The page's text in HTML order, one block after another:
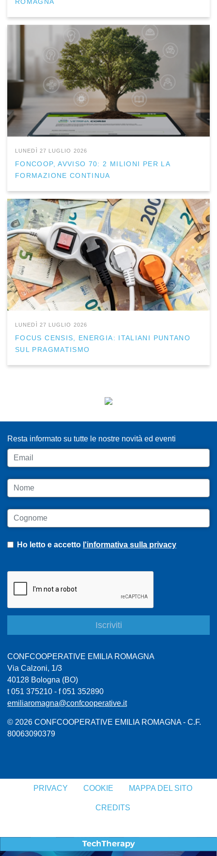
ROMAGNA
LUNEDÌ 27 LUGLIO 2026
FONCOOP, AVVISO 70: 2 MILIONI PER LA
FORMAZIONE CONTINUA
LUNEDÌ 27 LUGLIO 2026
FOCUS CENSIS, ENERGIA: ITALIANI PUNTANO
SUL PRAGMATISMO
Resta informato su tutte le nostre novità ed eventi
Email
Nome
Cognome
Ho letto e accetto l'informativa sulla privacy
CONFCOOPERATIVE EMILIA ROMAGNA
Via Calzoni, 1/3
40128 Bologna (BO)
t 051 375210 - f 051 352890
emiliaromagna@confcooperative.it
© 2026 CONFCOOPERATIVE EMILIA ROMAGNA - C.F.
80063090379
PRIVACY COOKIE MAPPA DEL SITO
CREDITS